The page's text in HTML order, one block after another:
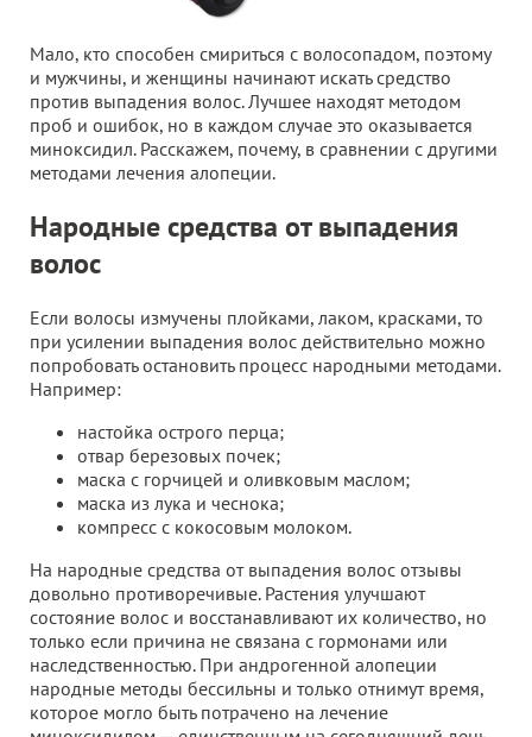
Мало, кто способен смириться с волосопадом, поэтому
и мужчины, и женщины начинают искать средство
против выпадения волос. Лучшее находят методом
проб и ошибок, но в каждом случае это оказывается
миноксидил. Расскажем, почему, в сравнении с другими
методами лечения алопеции.
Народные средства от выпадения
волос
Если волосы измучены плойками, лаком, красками, то
при усилении выпадения волос действительно можно
попробовать остановить процесс народными методами.
Например:
настойка острого перца;
отвар березовых почек;
маска с горчицей и оливковым маслом;
маска из лука и чеснока;
компресс с кокосовым молоком.
На народные средства от выпадения волос отзывы
довольно противоречивые. Растения улучшают
состояние волос и восстанавливают их количество, но
только если причина не связана с гормонами или
наследственностью. При андрогенной алопеции
народные методы бессильны и только отнимут время,
которое могло быть потрачено на лечение